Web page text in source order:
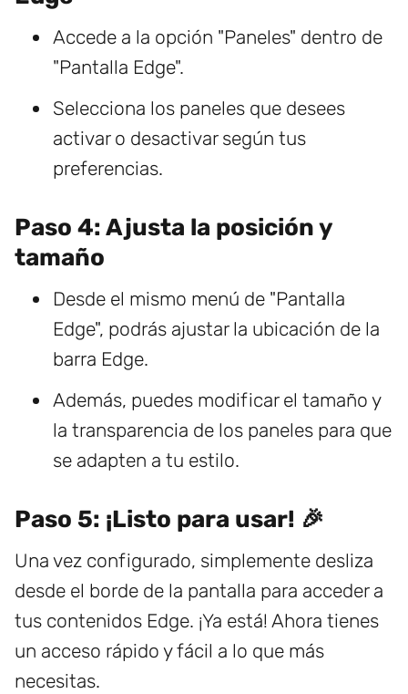
Accede a la opción "Paneles" dentro de
"Pantalla Edge".
Selecciona los paneles que desees
activar o desactivar según tus
preferencias.
Paso 4: Ajusta la posición y
tamaño
Desde el mismo menú de "Pantalla
Edge", podrás ajustar la ubicación de la
barra Edge.
Además, puedes modificar el tamaño y
la transparencia de los paneles para que
se adapten a tu estilo.
Paso 5: ¡Listo para usar! 🎉
Una vez configurado, simplemente desliza
desde el borde de la pantalla para acceder a
tus contenidos Edge. ¡Ya está! Ahora tienes
un acceso rápido y fácil a lo que más
necesitas.